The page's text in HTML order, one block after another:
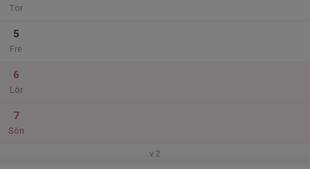
Tor
5
Fre
6
Lör
7
Sön
v.2